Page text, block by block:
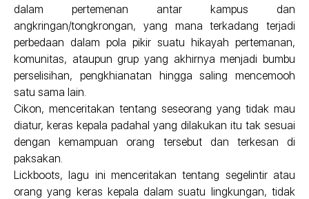
dalam pertemenan antar kampus dan
angkringan/tongkrongan, yang mana terkadang terjadi
perbedaan dalam pola pikir suatu hikayah pertemanan,
komunitas, ataupun grup yang akhirnya menjadi bumbu
perselisihan, pengkhianatan hingga saling mencemooh
satu sama lain.
Cikon, menceritakan tentang seseorang yang tidak mau
diatur, keras kepala padahal yang dilakukan itu tak sesuai
dengan kemampuan orang tersebut dan terkesan di
paksakan.
Lickboots, lagu ini menceritakan tentang segelintir atau
orang yang keras kepala dalam suatu lingkungan, tidak